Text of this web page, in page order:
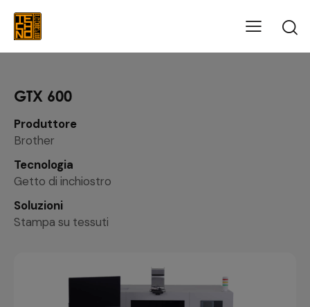
GTX 600
Produttore
Brother
Tecnologia
Getto di inchiostro
Soluzioni
Stampa su tessuti